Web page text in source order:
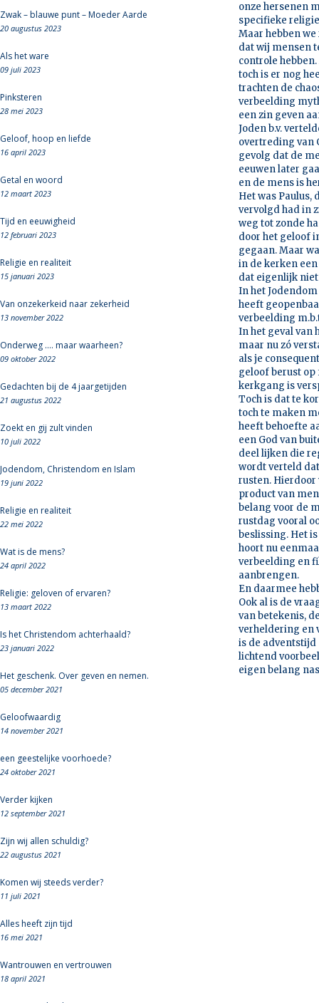
Zwak – blauwe punt – Moeder Aarde
20 augustus 2023
Als het ware
09 juli 2023
Pinksteren
28 mei 2023
Geloof, hoop en liefde
16 april 2023
Getal en woord
12 maart 2023
Tijd en eeuwigheid
12 februari 2023
Religie en realiteit
15 januari 2023
Van onzekerkeid naar zekerheid
13 november 2022
Onderweg .... maar waarheen?
09 oktober 2022
Gedachten bij de 4 jaargetijden
21 augustus 2022
Zoekt en gij zult vinden
10 juli 2022
Jodendom, Christendom en Islam
19 juni 2022
Religie en realiteit
22 mei 2022
Wat is de mens?
24 april 2022
Religie: geloven of ervaren?
13 maart 2022
Is het Christendom achterhaald?
23 januari 2022
Het geschenk. Over geven en nemen.
05 december 2021
Geloofwaardig
14 november 2021
een geestelijke voorhoede?
24 oktober 2021
Verder kijken
12 september 2021
Zijn wij allen schuldig?
22 augustus 2021
Komen wij steeds verder?
11 juli 2021
Alles heeft zijn tijd
16 mei 2021
Wantrouwen en vertrouwen
18 april 2021
onze hersenen
specifieke
Maar hebben
dat wij mensen
controle
toch is er nog
trachten de
verbeelding
een zin geven
Joden b.v.
overtreding van
gevolg dat de
eeuwen later
en de mens is
Het was Paulus,
vervolgd had in
weg tot zonde
door het geloof
gegaan. Maar
in de kerken
dat eigenlijk
In het
heeft
verbeelding
In het geval van
maar nu zó
als je
geloof berust op
kerkgang is
Toch is dat te
toch te maken
heeft behoefte
een God van
deel lijken die
wordt verteld
rusten. Hierdoor
product van
belang voor de
rustdag vooral
beslissing. Het
hoort nu
verbeelding en
aanbrengen.
En daarmee
Ook al is de
van betekenis,
verheldering en
is de adventstijd
lichtend
eigen belang